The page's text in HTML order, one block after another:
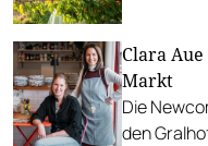
Clara
Markt
Die
den